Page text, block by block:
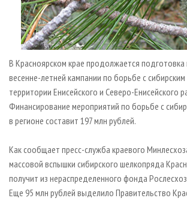
В Красноярском крае продолжается
весенне-летней кампании по борьбе с
территории Енисейского и Северо-Енисейского
Финансирование мероприятий по борьбе с
в регионе составит 197 млн рублей.
Как сообщает пресс-служба краевого
массовой вспышки сибирского шелкопряда
получит из нераспределенного фонда
Еще 95 млн рублей выделило Правительство